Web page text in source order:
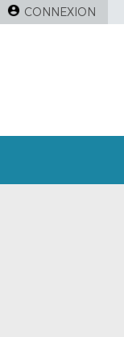
CONNEXION